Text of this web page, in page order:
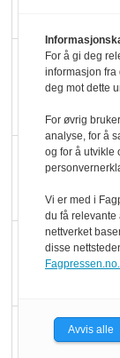
For å gi deg
informasjon fra
deg mot dette
For øvrig
analyse, for å
og for å utvikle
Vi er med i
du få relevante
nettverket
disse
Fagpressen.no.
Avvis alle